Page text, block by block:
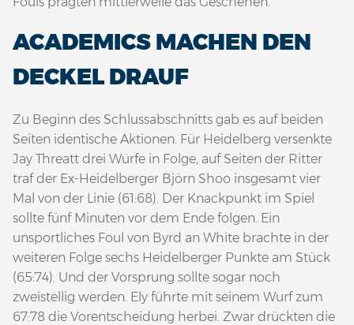
ACADEMICS MACHEN DEN
DECKEL DRAUF
Zu Beginn des Schlussabschnitts gab es auf beiden
Seiten identische Aktionen. Für Heidelberg versenkte
Jay Threatt drei Würfe in Folge, auf Seiten der Ritter
traf der Ex-Heidelberger Björn Shoo insgesamt vier
Mal von der Linie (61:68). Der Knackpunkt im Spiel
sollte fünf Minuten vor dem Ende folgen. Ein
unsportliches Foul von Byrd an White brachte in der
weiteren Folge sechs Heidelberger Punkte am Stück
(65:74). Und der Vorsprung sollte sogar noch
zweistellig werden. Ely führte mit seinem Wurf zum
67:78 die Vorentscheidung herbei. Zwar drückten die